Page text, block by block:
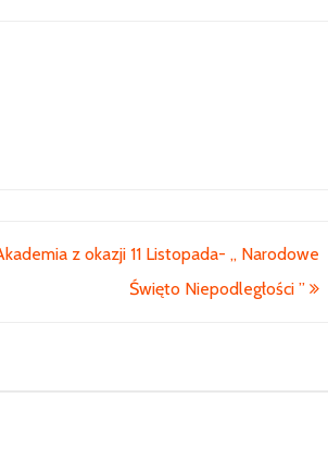
z okazji 11 Listopada- „ Narodowe
Święto Niepodległości ”